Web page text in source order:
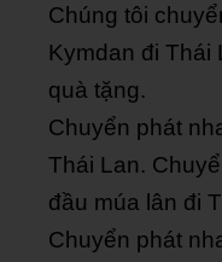
Chúng tôi
Kymdan đi Thái
quà tặng.
Chuyển phát
Thái Lan.
đầu múa lân đi
Chuyển phát